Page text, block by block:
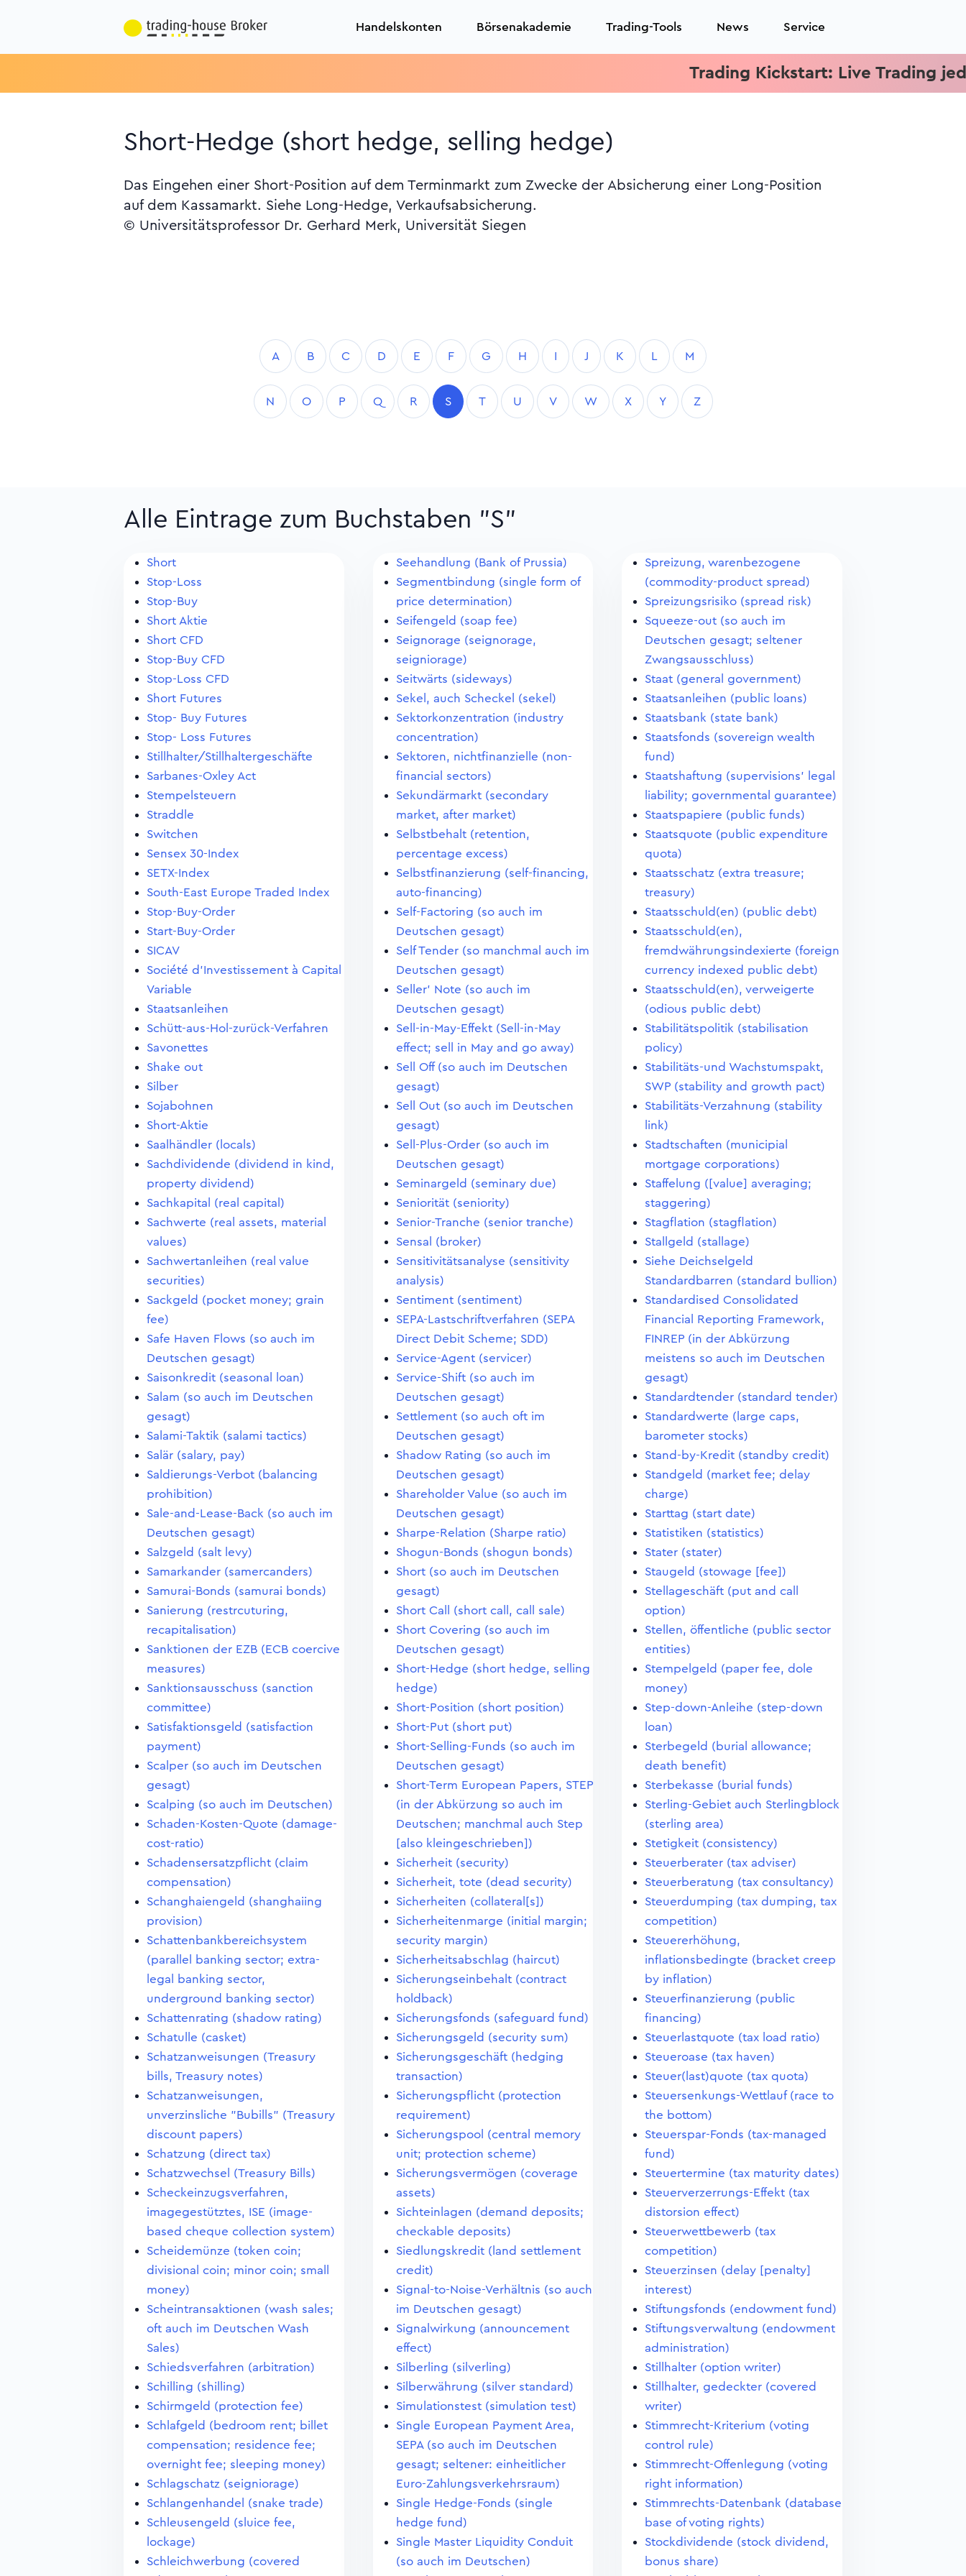
Handelskonten Börsenakademie Trading-Tools News Service
Trading Kickstart: Live Trading jeden
Short-Hedge (short hedge, selling hedge)
Das Eingehen einer Short-Position auf dem Terminmarkt zum Zwecke der Absicherung einer Long-Position
auf dem Kassamarkt. Siehe Long-Hedge, Verkaufsabsicherung.
© Universitätsprofessor Dr. Gerhard Merk, Universität Siegen
A B C D E F G H I J K L M
N O P Q R S T U V W X Y Z
Alle Eintrage zum Buchstaben "S"
Short
Stop-Loss
Stop-Buy
Short Aktie
Short CFD
Stop-Buy CFD
Stop-Loss CFD
Short Futures
Stop- Buy Futures
Stop- Loss Futures
Stillhalter/Stillhaltergeschäfte
Sarbanes-Oxley Act
Stempelsteuern
Straddle
Switchen
Sensex 30-Index
SETX-Index
South-East Europe Traded Index
Stop-Buy-Order
Start-Buy-Order
SICAV
Société d'Investissement à Capital
Variable
Staatsanleihen
Schütt-aus-Hol-zurück-Verfahren
Savonettes
Shake out
Silber
Sojabohnen
Short-Aktie
Saalhändler (locals)
Sachdividende (dividend in kind,
property dividend)
Sachkapital (real capital)
Sachwerte (real assets, material
values)
Sachwertanleihen (real value
securities)
Sackgeld (pocket money; grain
fee)
Safe Haven Flows (so auch im
Deutschen gesagt)
Saisonkredit (seasonal loan)
Salam (so auch im Deutschen
gesagt)
Salami-Taktik (salami tactics)
Salär (salary, pay)
Saldierungs-Verbot (balancing
prohibition)
Sale-and-Lease-Back (so auch im
Deutschen gesagt)
Salzgeld (salt levy)
Samarkander (samercanders)
Samurai-Bonds (samurai bonds)
Sanierung (restrcuturing,
recapitalisation)
Sanktionen der EZB (ECB coercive
measures)
Sanktionsausschuss (sanction
committee)
Satisfaktionsgeld (satisfaction
payment)
Scalper (so auch im Deutschen
gesagt)
Scalping (so auch im Deutschen)
Schaden-Kosten-Quote (damage-
cost-ratio)
Schadensersatzpflicht (claim
compensation)
Schanghaiengeld (shanghaiing
provision)
Schattenbankbereichsystem
(parallel banking sector; extra-
legal banking sector,
underground banking sector)
Schattenrating (shadow rating)
Schatulle (casket)
Schatzanweisungen (Treasury
bills, Treasury notes)
Schatzanweisungen,
unverzinsliche "Bubills" (Treasury
discount papers)
Schatzung (direct tax)
Schatzwechsel (Treasury Bills)
Scheckeinzugsverfahren,
imagegestütztes, ISE (image-
based cheque collection system)
Scheidemünze (token coin;
divisional coin; minor coin; small
money)
Scheintransaktionen (wash sales;
oft auch im Deutschen Wash
Sales)
Schiedsverfahren (arbitration)
Schilling (shilling)
Schirmgeld (protection fee)
Schlafgeld (bedroom rent; billet
compensation; residence fee;
overnight fee; sleeping money)
Schlagschatz (seigniorage)
Schlangenhandel (snake trade)
Schleusengeld (sluice fee,
lockage)
Schleichwerbung (covered
Seehandlung (Bank of Prussia)
Segmentbindung (single form of
price determination)
Seifengeld (soap fee)
Seignorage (seignorage,
seigniorage)
Seitwärts (sideways)
Sekel, auch Scheckel (sekel)
Sektorkonzentration (industry
concentration)
Sektoren, nichtfinanzielle (non-
financial sectors)
Sekundärmarkt (secondary
market, after market)
Selbstbehalt (retention,
percentage excess)
Selbstfinanzierung (self-financing,
auto-financing)
Self-Factoring (so auch im
Deutschen gesagt)
Self Tender (so manchmal auch im
Deutschen gesagt)
Seller' Note (so auch im
Deutschen gesagt)
Sell-in-May-Effekt (Sell-in-May
effect; sell in May and go away)
Sell Off (so auch im Deutschen
gesagt)
Sell Out (so auch im Deutschen
gesagt)
Sell-Plus-Order (so auch im
Deutschen gesagt)
Seminargeld (seminary due)
Seniorität (seniority)
Senior-Tranche (senior tranche)
Sensal (broker)
Sensitivitätsanalyse (sensitivity
analysis)
Sentiment (sentiment)
SEPA-Lastschriftverfahren (SEPA
Direct Debit Scheme; SDD)
Service-Agent (servicer)
Service-Shift (so auch im
Deutschen gesagt)
Settlement (so auch oft im
Deutschen gesagt)
Shadow Rating (so auch im
Deutschen gesagt)
Shareholder Value (so auch im
Deutschen gesagt)
Sharpe-Relation (Sharpe ratio)
Shogun-Bonds (shogun bonds)
Short (so auch im Deutschen
gesagt)
Short Call (short call, call sale)
Short Covering (so auch im
Deutschen gesagt)
Short-Hedge (short hedge, selling
hedge)
Short-Position (short position)
Short-Put (short put)
Short-Selling-Funds (so auch im
Deutschen gesagt)
Short-Term European Papers, STEP
(in der Abkürzung so auch im
Deutschen; manchmal auch Step
[also kleingeschrieben])
Sicherheit (security)
Sicherheit, tote (dead security)
Sicherheiten (collateral[s])
Sicherheitenmarge (initial margin;
security margin)
Sicherheitsabschlag (haircut)
Sicherungseinbehalt (contract
holdback)
Sicherungsfonds (safeguard fund)
Sicherungsgeld (security sum)
Sicherungsgeschäft (hedging
transaction)
Sicherungspflicht (protection
requirement)
Sicherungspool (central memory
unit; protection scheme)
Sicherungsvermögen (coverage
assets)
Sichteinlagen (demand deposits;
checkable deposits)
Siedlungskredit (land settlement
credit)
Signal-to-Noise-Verhältnis (so auch
im Deutschen gesagt)
Signalwirkung (announcement
effect)
Silberling (silverling)
Silberwährung (silver standard)
Simulationstest (simulation test)
Single European Payment Area,
SEPA (so auch im Deutschen
gesagt; seltener: einheitlicher
Euro-Zahlungsverkehrsraum)
Single Hedge-Fonds (single
hedge fund)
Single Master Liquidity Conduit
(so auch im Deutschen)
Spreizung, warenbezogene
(commodity-product spread)
Spreizungsrisiko (spread risk)
Squeeze-out (so auch im
Deutschen gesagt; seltener
Zwangsausschluss)
Staat (general government)
Staatsanleihen (public loans)
Staatsbank (state bank)
Staatsfonds (sovereign wealth
fund)
Staatshaftung (supervisions' legal
liability; governmental guarantee)
Staatspapiere (public funds)
Staatsquote (public expenditure
quota)
Staatsschatz (extra treasure;
treasury)
Staatsschuld(en) (public debt)
Staatsschuld(en),
fremdwährungsindexierte (foreign
currency indexed public debt)
Staatsschuld(en), verweigerte
(odious public debt)
Stabilitätspolitik (stabilisation
policy)
Stabilitäts-und Wachstumspakt,
SWP (stability and growth pact)
Stabilitäts-Verzahnung (stability
link)
Stadtschaften (municipial
mortgage corporations)
Staffelung ([value] averaging;
staggering)
Stagflation (stagflation)
Stallgeld (stallage)
Siehe Deichselgeld
Standardbarren (standard bullion)
Standardised Consolidated
Financial Reporting Framework,
FINREP (in der Abkürzung
meistens so auch im Deutschen
gesagt)
Standardtender (standard tender)
Standardwerte (large caps,
barometer stocks)
Stand-by-Kredit (standby credit)
Standgeld (market fee; delay
charge)
Starttag (start date)
Statistiken (statistics)
Stater (stater)
Staugeld (stowage [fee])
Stellageschäft (put and call
option)
Stellen, öffentliche (public sector
entities)
Stempelgeld (paper fee, dole
money)
Step-down-Anleihe (step-down
loan)
Sterbegeld (burial allowance;
death benefit)
Sterbekasse (burial funds)
Sterling-Gebiet auch Sterlingblock
(sterling area)
Stetigkeit (consistency)
Steuerberater (tax adviser)
Steuerberatung (tax consultancy)
Steuerdumping (tax dumping, tax
competition)
Steuererhöhung,
inflationsbedingte (bracket creep
by inflation)
Steuerfinanzierung (public
financing)
Steuerlastquote (tax load ratio)
Steueroase (tax haven)
Steuer(last)quote (tax quota)
Steuersenkungs-Wettlauf (race to
the bottom)
Steuerspar-Fonds (tax-managed
fund)
Steuertermine (tax maturity dates)
Steuerverzerrungs-Effekt (tax
distorsion effect)
Steuerwettbewerb (tax
competition)
Steuerzinsen (delay [penalty]
interest)
Stiftungsfonds (endowment fund)
Stiftungsverwaltung (endowment
administration)
Stillhalter (option writer)
Stillhalter, gedeckter (covered
writer)
Stimmrecht-Kriterium (voting
control rule)
Stimmrecht-Offenlegung (voting
right information)
Stimmrechts-Datenbank (database
base of voting rights)
Stockdividende (stock dividend,
bonus share)